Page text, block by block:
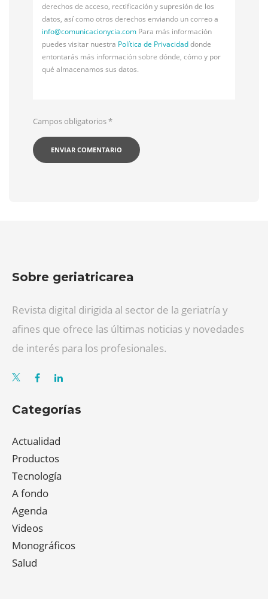
derechos de acceso, rectificación y supresión de los
datos, así como otros derechos enviando un correo a
info@comunicacionycia.com Para más información
puedes visitar nuestra Política de Privacidaddonde
entontarás más información sobre dónde, cómo y por
qué almacenamos sus datos.
Campos obligatorios*
Sobre geriatricarea
Revista digital dirigida al sector de la geriatría y
afines que ofrece las últimas noticias y novedades
de interés para los profesionales.
Categorías
Actualidad
Productos
Tecnología
A fondo
Agenda
Videos
Monográficos
Salud